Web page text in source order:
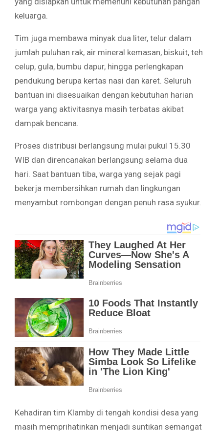
keluarga.
Tim juga membawa minyak dua liter, telur dalam
jumlah puluhan rak, air mineral kemasan, biskuit, teh
celup, gula, bumbu dapur, hingga perlengkapan
pendukung berupa kertas nasi dan karet. Seluruh
bantuan ini disesuaikan dengan kebutuhan harian
warga yang aktivitasnya masih terbatas akibat
dampak bencana.
Proses distribusi berlangsung mulai pukul 15.30
WIB dan direncanakan berlangsung selama dua
hari. Saat bantuan tiba, warga yang sejak pagi
bekerja membersihkan rumah dan lingkungan
menyambut rombongan dengan penuh rasa syukur.
Kehadiran tim Klamby di tengah kondisi desa yang
masih memprihatinkan menjadi suntikan semangat